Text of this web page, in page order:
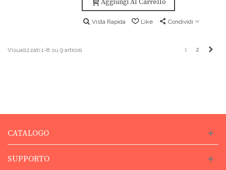
Aggiungi Al Carrello
Vista Rapida Like Condividi
Visualizzati 1-8 su 9 articoli 1 2
CATALOGO
SUPPORTO